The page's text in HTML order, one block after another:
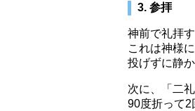
3. 参拝
神前で礼拝
これは神様
投げずに静
次に、「二
90度折って2